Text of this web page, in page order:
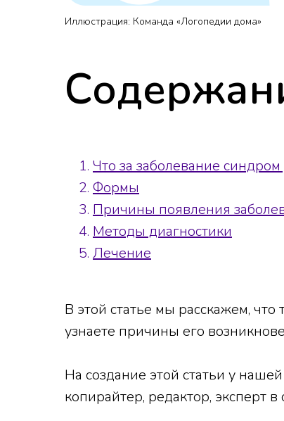
Иллюстрация: Команда «Логопедии дома»
Что за заболевание
Формы
Причины появления
Методы диагностики
Лечение
В этой статье мы расскажем,
узнаете причины его
На создание этой статьи у
копирайтер, редактор, эксперт